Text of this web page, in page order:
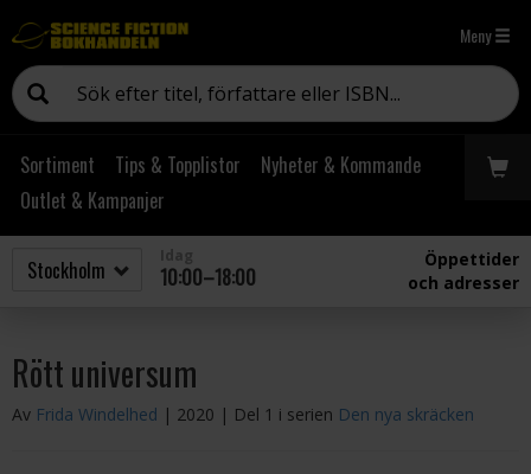
Meny
Sortiment Tips & Topplistor
Nyheter & Kommande
Outlet & Kampanjer
10:00–18:00
Öppettider
och adresser
Rött universum
Av Frida Windelhed | 2020 | Del 1 i serien Den nya skräcken